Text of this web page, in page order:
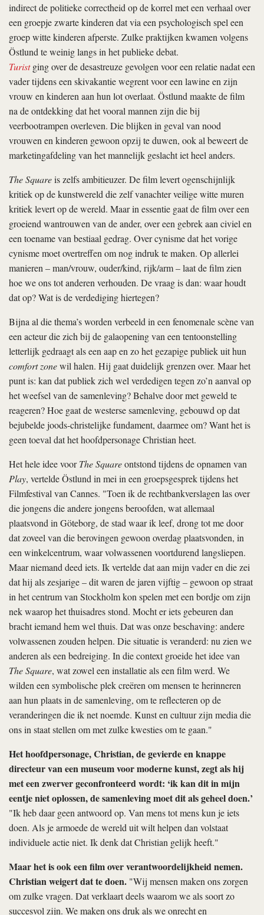
indirect de politieke correctheid op de korrel met een verhaal over
een groepje zwarte kinderen dat via een psychologisch spel een
groep witte kinderen afperste. Zulke praktijken kwamen volgens
Östlund te weinig langs in het publieke debat.
Turistging over de desastreuze gevolgen voor een relatie nadat een
vader tijdens een skivakantie wegrent voor een lawine en zijn
vrouw en kinderen aan hun lot overlaat. Östlund maakte de film
na de ontdekking dat het vooral mannen zijn die bij
veerbootrampen overleven. Die blijken in geval van nood
vrouwen en kinderen gewoon opzij te duwen, ook al beweert de
marketingafdeling van het mannelijk geslacht iet heel anders.
The Squareis zelfs ambitieuzer. De film levert ogenschijnlijk
kritiek op de kunstwereld die zelf vanachter veilige witte muren
kritiek levert op de wereld. Maar in essentie gaat de film over een
groeiend wantrouwen van de ander, over een gebrek aan civiel en
een toename van bestiaal gedrag. Over cynisme dat het vorige
cynisme moet overtreffen om nog indruk te maken. Op allerlei
manieren – man/vrouw, ouder/kind, rijk/arm – laat de film zien
hoe we ons tot anderen verhouden. De vraag is dan: waar houdt
dat op? Wat is de verdediging hiertegen?
Bijna al die thema’s worden verbeeld in een fenomenale scène van
een acteur die zich bij de galaopening van een tentoonstelling
letterlijk gedraagt als een aap en zo het gezapige publiek uit hun
comfort zonewil halen. Hij gaat duidelijk grenzen over. Maar het
punt is: kan dat publiek zich wel verdedigen tegen zo’n aanval op
het weefsel van de samenleving? Behalve door met geweld te
reageren? Hoe gaat de westerse samenleving, gebouwd op dat
bejubelde joods-christelijke fundament, daarmee om? Want het is
geen toeval dat het hoofdpersonage Christian heet.
Het hele idee voorThe Squareontstond tijdens de opnamen van
Play, vertelde Östlund in mei in een groepsgesprek tijdens het
Filmfestival van Cannes. "Toen ik de rechtbankverslagen las over
die jongens die andere jongens beroofden, wat allemaal
plaatsvond in Göteborg, de stad waar ik leef, drong tot me door
dat zoveel van die berovingen gewoon overdag plaatsvonden, in
een winkelcentrum, waar volwassenen voortdurend langsliepen.
Maar niemand deed iets. Ik vertelde dat aan mijn vader en die zei
dat hij als zesjarige – dit waren de jaren vijftig – gewoon op straat
in het centrum van Stockholm kon spelen met een bordje om zijn
nek waarop het thuisadres stond. Mocht er iets gebeuren dan
bracht iemand hem wel thuis. Dat was onze beschaving: andere
volwassenen zouden helpen. Die situatie is veranderd: nu zien we
anderen als een bedreiging. In die context groeide het idee van
The Square, wat zowel een installatie als een film werd. We
wilden een symbolische plek creëren om mensen te herinneren
aan hun plaats in de samenleving, om te reflecteren op de
veranderingen die ik net noemde. Kunst en cultuur zijn media die
ons in staat stellen om met zulke kwesties om te gaan."
Het hoofdpersonage, Christian, de gevierde en knappe
directeur van een museum voor moderne kunst, zegt als hij
met een zwerver geconfronteerd wordt: ‘ik kan dit in mijn
eentje niet oplossen, de samenleving moet dit als geheel doen.’
"Ik heb daar geen antwoord op. Van mens tot mens kun je iets
doen. Als je armoede de wereld uit wilt helpen dan volstaat
individuele actie niet. Ik denk dat Christian gelijk heeft."
Maar het is ook een film over verantwoordelijkheid nemen.
Christian weigert dat te doen. "Wij mensen maken ons zorgen
om zulke vragen. Dat verklaart deels waarom we als soort zo
succesvol zijn. We maken ons druk als we onrecht en